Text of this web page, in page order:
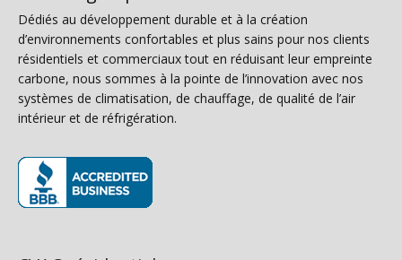
Dédiés au développement durable et à la création
d’environnements confortables et plus sains pour nos clients
résidentiels et commerciaux tout en réduisant leur empreinte
carbone, nous sommes à la pointe de l’innovation avec nos
systèmes de climatisation, de chauffage, de qualité de l’air
intérieur et de réfrigération.